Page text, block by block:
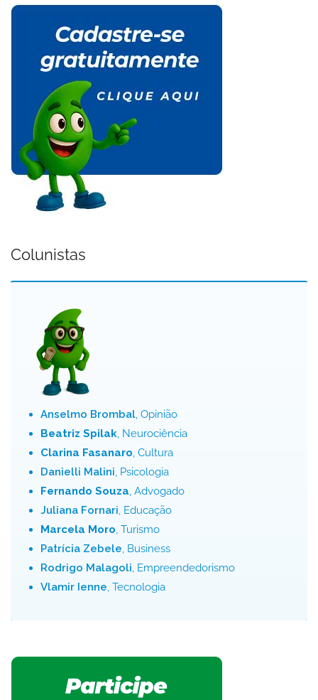
Colunistas
Anselmo Brombal, Opinião
Beatriz Spilak, Neurociência
Clarina Fasanaro, Cultura
Danielli Malini, Psicologia
Fernando Souza, Advogado
Juliana Fornari, Educação
Marcela Moro, Turismo
Patrícia Zebele, Business
Rodrigo Malagoli, Empreendedorismo
Vlamir Ienne, Tecnologia